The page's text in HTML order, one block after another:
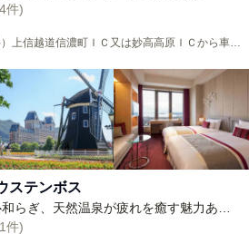
件)
上信越道信濃町ＩＣ又は妙高高原ＩＣから車で
ステンボス
らぎ、天然温泉が疲れを癒す魅力ある
件)